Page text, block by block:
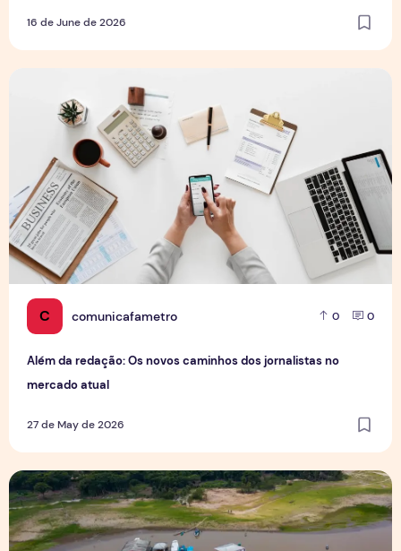
16 de June de 2026
C comunicafametro 0 0
Além da redação: Os novos caminhos dos jornalistas no
mercado atual
27 de May de 2026
Crise hídrica e queimadas desafiam a recuperação